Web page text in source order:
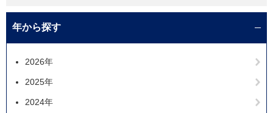
年から探す
2026年
2025年
2024年